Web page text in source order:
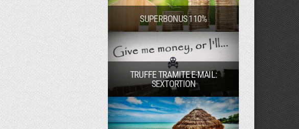
SUPERBONUS 110%
TRUFFE TRAMITE E-MAIL:
SEXTORTION